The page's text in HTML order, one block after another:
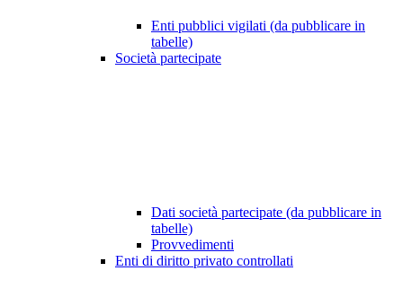
Enti pubblici vigilati (da pubblicare in
tabelle)
Società partecipate
Dati società partecipate (da pubblicare in
tabelle)
Provvedimenti
Enti di diritto privato controllati